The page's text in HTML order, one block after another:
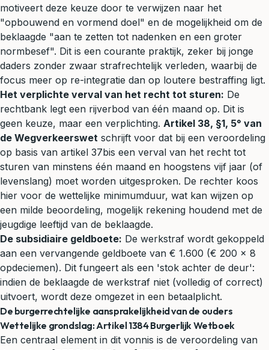
motiveert deze keuze door te verwijzen naar het
"opbouwend en vormend doel" en de mogelijkheid om de
beklaagde "aan te zetten tot nadenken en een groter
normbesef". Dit is een courante praktijk, zeker bij jonge
daders zonder zwaar strafrechtelijk verleden, waarbij de
focus meer op re-integratie dan op loutere bestraffing ligt.
Het verplichte verval van het recht tot sturen: De
rechtbank legt een rijverbod van één maand op. Dit is
geen keuze, maar een verplichting. Artikel 38, §1, 5° van
de Wegverkeerswet schrijft voor dat bij een veroordeling
op basis van artikel 37bis een verval van het recht tot
sturen van minstens één maand en hoogstens vijf jaar (of
levenslang) moet worden uitgesproken. De rechter koos
hier voor de wettelijke minimumduur, wat kan wijzen op
een milde beoordeling, mogelijk rekening houdend met de
jeugdige leeftijd van de beklaagde.
De subsidiaire geldboete: De werkstraf wordt gekoppeld
aan een vervangende geldboete van € 1.600 (€ 200 x 8
opdeciemen). Dit fungeert als een 'stok achter de deur':
indien de beklaagde de werkstraf niet (volledig of correct)
uitvoert, wordt deze omgezet in een betaalplicht.
De burgerrechtelijke aansprakelijkheid van de ouders
Wettelijke grondslag: Artikel 1384 Burgerlijk Wetboek
Een centraal element in dit vonnis is de veroordeling van